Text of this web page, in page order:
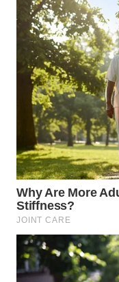
WN
KALTENG
WN
KALTARA
WN
KALSEL
WN
KALTIM
WN
SULSEL
WN